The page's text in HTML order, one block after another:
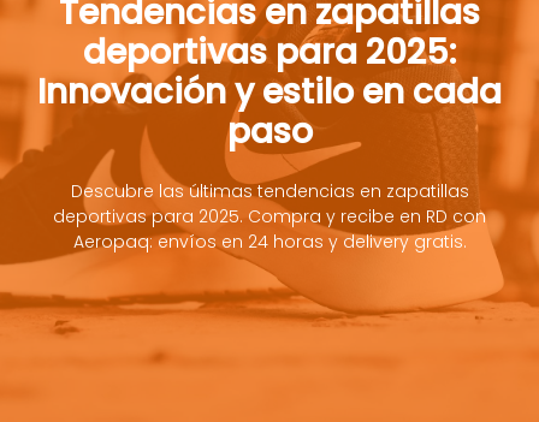
Tendencias en zapatillas
deportivas para 2025:
Innovación y estilo en cada
paso
Descubre las últimas tendencias en zapatillas
deportivas para 2025. Compra y recibe en RD con
Aeropaq: envíos en 24 horas y delivery gratis.